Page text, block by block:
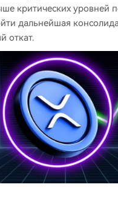
критических уровней
дальнейшая
откат.